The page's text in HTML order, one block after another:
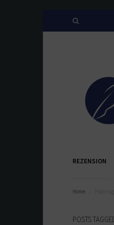
REZENSION
Home
POSTS